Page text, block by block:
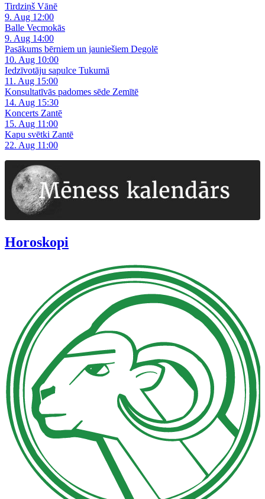
Tirdziņš Vānē
9. Aug 12:00
Balle Vecmokās
9. Aug 14:00
Pasākums bērniem un jauniešiem Degolē
10. Aug 10:00
Iedzīvotāju sapulce Tukumā
11. Aug 15:00
Konsultatīvās padomes sēde Zemītē
14. Aug 15:30
Koncerts Zantē
15. Aug 11:00
Kapu svētki Zantē
22. Aug 11:00
Horoskopi